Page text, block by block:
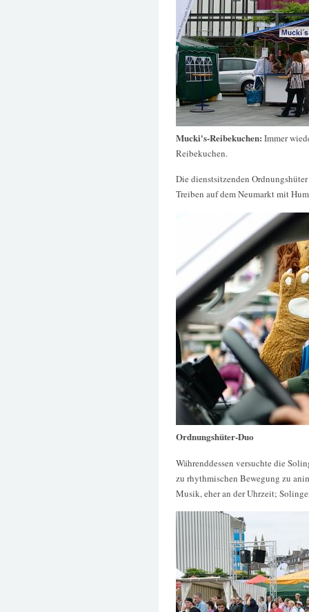
Mucki's-Reibekuchen: Immer
Reibekuchen.
Die dienstsitzenden
Treiben auf dem Neumarkt mit
Ordnungshüter-Duo
Währenddessen versuchte die
zu rhythmischen Bewegung zu
Musik, eher an der Uhrzeit;